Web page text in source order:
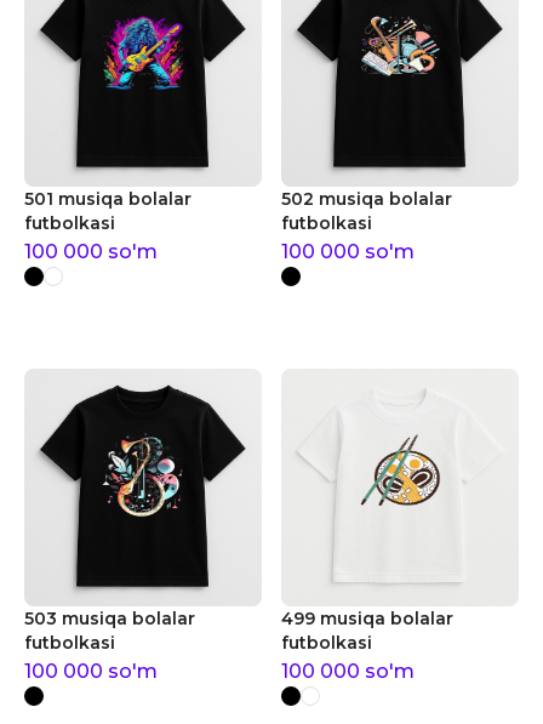
501 musiqa bolalar
futbolkasi
100 000 so'm
502 musiqa bolalar
futbolkasi
100 000 so'm
503 musiqa bolalar
futbolkasi
100 000 so'm
499 musiqa bolalar
futbolkasi
100 000 so'm